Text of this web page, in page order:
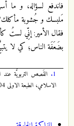
فاندفع لسؤاله، و ما
مَلبسك و جُشوبة
فقال الأمير: إنِّي لستُ
بضَعَفَة الناس؛ كي لا
1. القَصص التربويَّة
الاسلامي، الطبعة الاولى 2004 م.